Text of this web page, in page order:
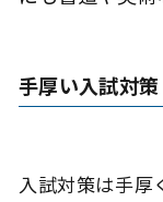
手厚い入試対
入試対策は手厚